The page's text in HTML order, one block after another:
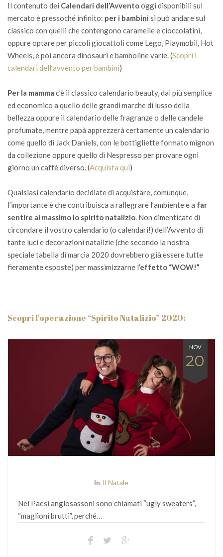
Il contenuto dei Calendari dell’Avventooggi disponibili sul
mercato è pressoché infinito: per i bambini si può andare sul
classico con quelli che contengono caramelle e cioccolatini,
oppure optare per piccoli giocattoli come Lego, Playmobil, Hot
Wheels, e poi ancora dinosauri e bamboline varie. (Scopri i
calendari dell’avvento per bambini)
Per la mamma c’è il classico calendario beauty, dal più semplice
ed economico a quello delle grandi marche di lusso della
bellezza oppure il calendario delle fragranze o delle candele
profumate, mentre papà apprezzerà certamente un calendario
come quello di Jack Daniels, con le bottigliette formato mignon
da collezione oppure quello di Nespresso per provare ogni
giorno un caffè diverso. (Acquista qui)
Qualsiasi calendario decidiate di acquistare, comunque,
l’importante è che contribuisca a rallegrare l’ambiente e a far
sentire al massimo lo spirito natalizio . Non dimenticate di
circondare il vostro calendario (o calendari!) dell’Avvento di
tante luci e decorazioni natalizie (che secondo la nostra
speciale tabella di marcia 2020 dovrebbero già essere tutte
fieramente esposte) per massimizzarne l’effetto “WOW!”
Scopri l'operazione “Spirito Natalizio” 2020:
NOV
20
In Il Natale
Nei Paesi anglosassoni sono chiamati “ugly sweaters”,
“maglioni brutti”, perché…